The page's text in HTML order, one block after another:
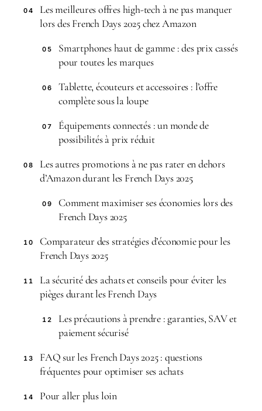
04
Les meilleures offres high-tech à ne pas manquer
lors des French Days 2025 chez Amazon
05
Smartphones haut de gamme : des prix cassés
pour toutes les marques
06
Tablette, écouteurs et accessoires : l’offre
complète sous la loupe
07
Équipements connectés : un monde de
possibilités à prix réduit
08
Les autres promotions à ne pas rater en dehors
d’Amazon durant les French Days 2025
09
Comment maximiser ses économies lors des
French Days 2025
10
Comparateur des stratégies d’économie pour les
French Days 2025
11
La sécurité des achats et conseils pour éviter les
pièges durant les French Days
12
Les précautions à prendre : garanties, SAV et
paiement sécurisé
13
FAQ sur les French Days 2025 : questions
fréquentes pour optimiser ses achats
14 Pour aller plus loin